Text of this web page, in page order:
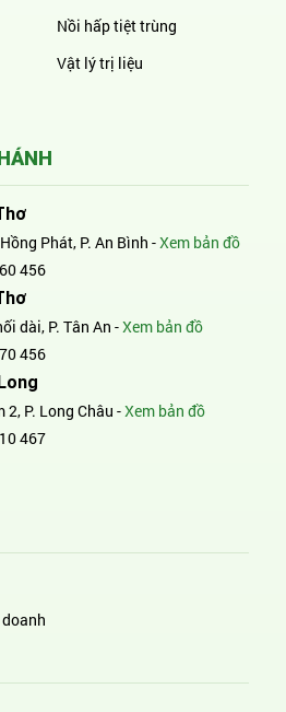
Nồi hấp tiệt trùng
Vật lý trị liệu
Phát, P. An Bình -Xem bản đồ
456
dài, P. Tân An -Xem bản đồ
456
P. Long Châu -Xem bản đồ
467